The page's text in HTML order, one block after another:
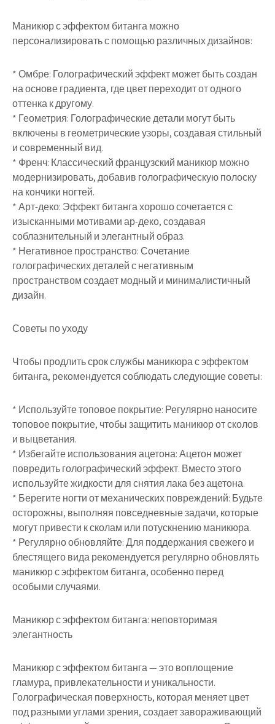
Маникюр с эффектом битанга можно
персонализировать с помощью различных дизайнов:
* Омбре: Голографический эффект может быть создан
на основе градиента, где цвет переходит от одного
оттенка к другому.
* Геометрия: Голографические детали могут быть
включены в геометрические узоры, создавая стильный
и современный вид.
* Френч: Классический французский маникюр можно
модернизировать, добавив голографическую полоску
на кончики ногтей.
* Арт-деко: Эффект битанга хорошо сочетается с
изысканными мотивами ар-деко, создавая
соблазнительный и элегантный образ.
* Негативное пространство: Сочетание
голографических деталей с негативным
пространством создает модный и минималистичный
дизайн.
Советы по уходу
Чтобы продлить срок службы маникюра с эффектом
битанга, рекомендуется соблюдать следующие советы:
* Используйте топовое покрытие: Регулярно наносите
топовое покрытие, чтобы защитить маникюр от сколов
и выцветания.
* Избегайте использования ацетона: Ацетон может
повредить голографический эффект. Вместо этого
используйте жидкости для снятия лака без ацетона.
* Берегите ногти от механических повреждений: Будьте
осторожны, выполняя повседневные задачи, которые
могут привести к сколам или потускнению маникюра.
* Регулярно обновляйте: Для поддержания свежего и
блестящего вида рекомендуется регулярно обновлять
маникюр с эффектом битанга, особенно перед
особыми случаями.
Маникюр с эффектом битанга: неповторимая
элегантность
Маникюр с эффектом битанга — это воплощение
гламура, привлекательности и уникальности.
Голографическая поверхность, которая меняет цвет
под разными углами зрения, создает завораживающий